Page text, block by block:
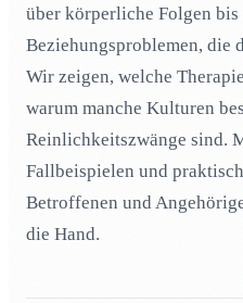
07Partnerschaft &
unter übertriebener
Kultursache Sauberkeit:
Gesellschaften anfälliger
Therapie gegen
wirklich?
10Extremfall-Szenarien:
lebensbestimmenden
über körperliche Folgen bis
Beziehungsproblemen, die
Wir zeigen, welche
warum manche Kulturen
Reinlichkeitszwänge sind.
Fallbeispielen und
Betroffenen und
die Hand.